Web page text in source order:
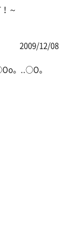
～
08
。..○O。